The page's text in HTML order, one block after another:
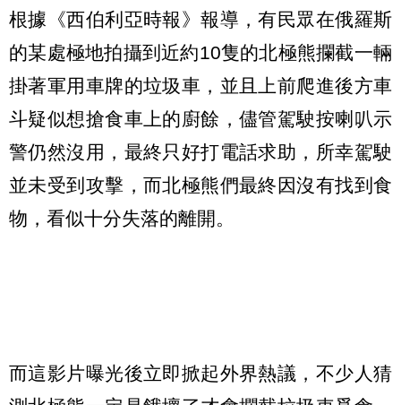
根據《西伯利亞時報》報導，有民眾在俄羅斯
的某處極地拍攝到近約10隻的北極熊攔截一輛
掛著軍用車牌的垃圾車，並且上前爬進後方車
斗疑似想搶食車上的廚餘，儘管駕駛按喇叭示
警仍然沒用，最終只好打電話求助，所幸駕駛
並未受到攻擊，而北極熊們最終因沒有找到食
物，看似十分失落的離開。
而這影片曝光後立即掀起外界熱議，不少人猜